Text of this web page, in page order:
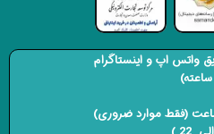
واتس اپ و اینستاگرام
(فقط موارد ضروری)